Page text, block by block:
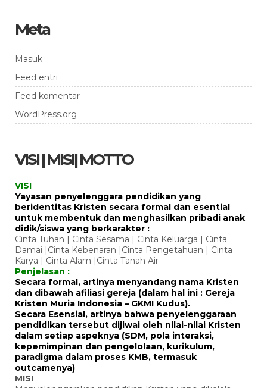
Meta
Masuk
Feed entri
Feed komentar
WordPress.org
VISI | MISI| MOTTO
VISI
Yayasan penyelenggara pendidikan yang
beridentitas Kristen secara formal dan esential
untuk membentuk dan menghasilkan pribadi anak
didik/siswa yang berkarakter :
Cinta Tuhan | Cinta Sesama | Cinta Keluarga | Cinta
Damai |Cinta Kebenaran |Cinta Pengetahuan | Cinta
Karya | Cinta Alam |Cinta Tanah Air
Penjelasan :
Secara formal, artinya menyandang nama Kristen
dan dibawah afiliasi gereja (dalam hal ini : Gereja
Kristen Muria Indonesia – GKMI Kudus).
Secara Esensial, artinya bahwa penyelenggaraan
pendidikan tersebut dijiwai oleh nilai-nilai Kristen
dalam setiap aspeknya (SDM, pola interaksi,
kepemimpinan dan pengelolaan, kurikulum,
paradigma dalam proses KMB, termasuk
outcamenya)
MISI